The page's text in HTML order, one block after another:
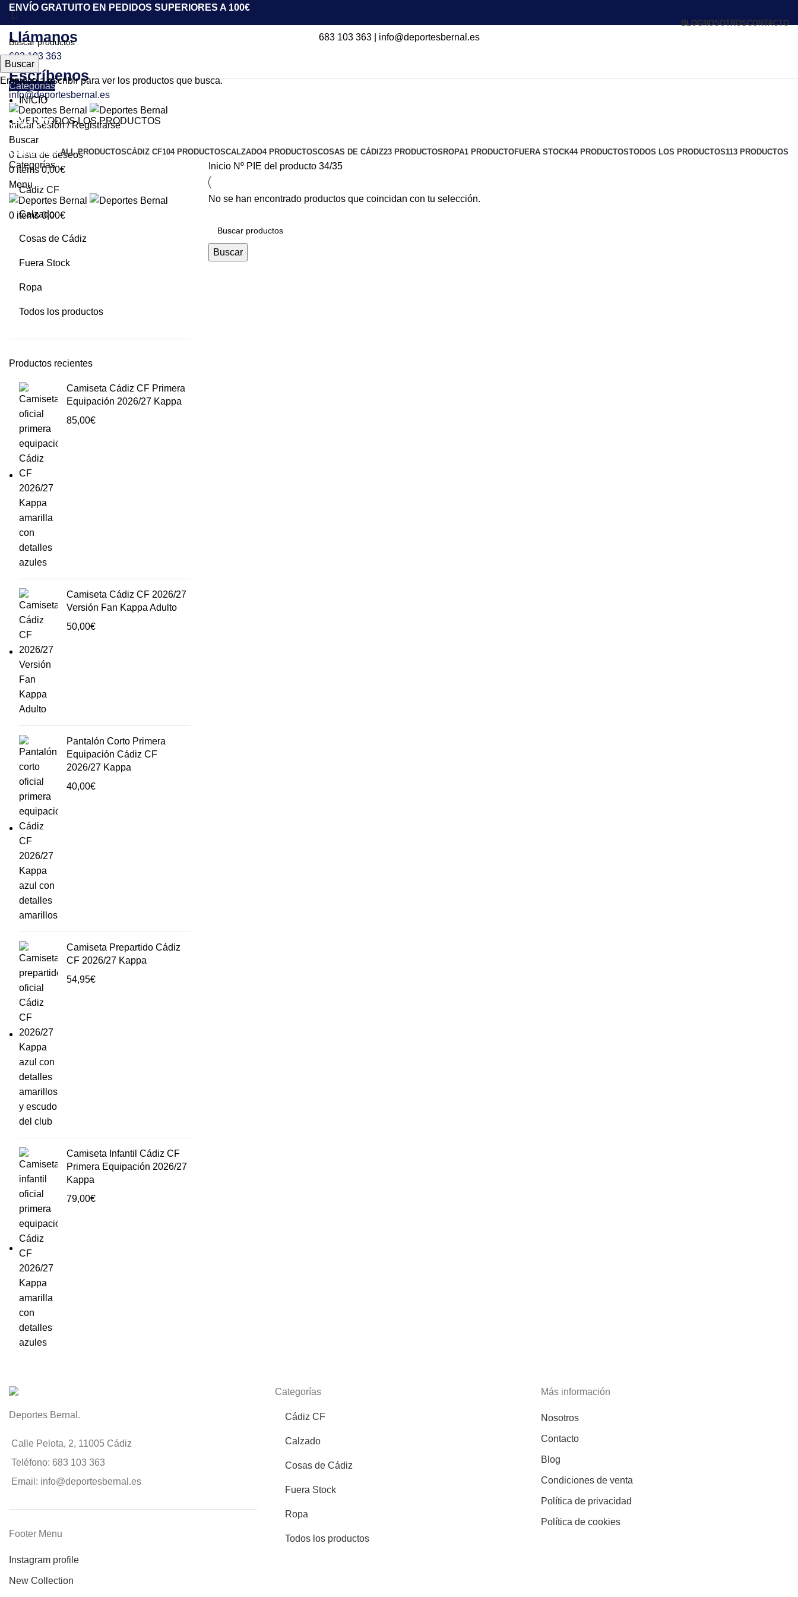
ENVÍO GRATUITO EN PEDIDOS SUPERIORES A 100€
BLOGNOSOTROSCONTACTO
683 103 363| info@deportesbernal.es
Llámanos
683 103 363
Escríbenos
info@deportesbernal.es
Iniciar sesión / Registrarse
Buscar
0 Lista de deseos
0items 0,00€
Menu
0 items 0,00€
Categorías
INICIO
VER TODOS LOS PRODUCTOS
34/35
Categorías ALL PRODUCTOSCÁDIZ CF104 PRODUCTOSCALZADO4 PRODUCTOSCOSAS DE CÁDIZ23 PRODUCTOS ROPA1 PRODUCTOFUERA STOCK44 PRODUCTOSTODOS LOS PRODUCTOS113 PRODUCTOS
Categorías
Cádiz CF
Calzado
Cosas de Cádiz
Fuera Stock
Ropa
Todos los productos
Productos recientes
Camiseta Cádiz CF Primera
Equipación 2026/27 Kappa
85,00€
Camiseta Cádiz CF 2026/27
Versión Fan Kappa Adulto
50,00€
Pantalón Corto Primera
Equipación Cádiz CF
2026/27 Kappa
40,00€
Camiseta Prepartido Cádiz
CF 2026/27 Kappa
54,95€
Camiseta Infantil Cádiz CF
Primera Equipación 2026/27
Kappa
79,00€
Inicio Nº PIE del producto 34/35
No se han encontrado productos que coincidan con tu selección.
Buscar
Deportes Bernal.
Calle Pelota, 2, 11005 Cádiz
Teléfono: 683 103 363
Email: info@deportesbernal.es
Footer Menu
Instagram profile
New Collection
Categorías
Cádiz CF
Calzado
Cosas de Cádiz
Fuera Stock
Ropa
Todos los productos
Más información
Nosotros
Contacto
Blog
Condiciones de venta
Política de privacidad
Política de cookies
Buscar
Empiece a escribir para ver los productos que busca.